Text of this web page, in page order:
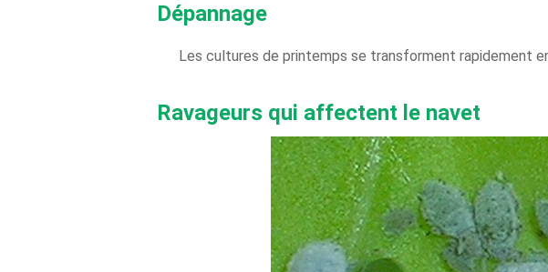
Dépannage
Les cultures de printemps se transforment rapidement
Ravageurs qui affectent le navet